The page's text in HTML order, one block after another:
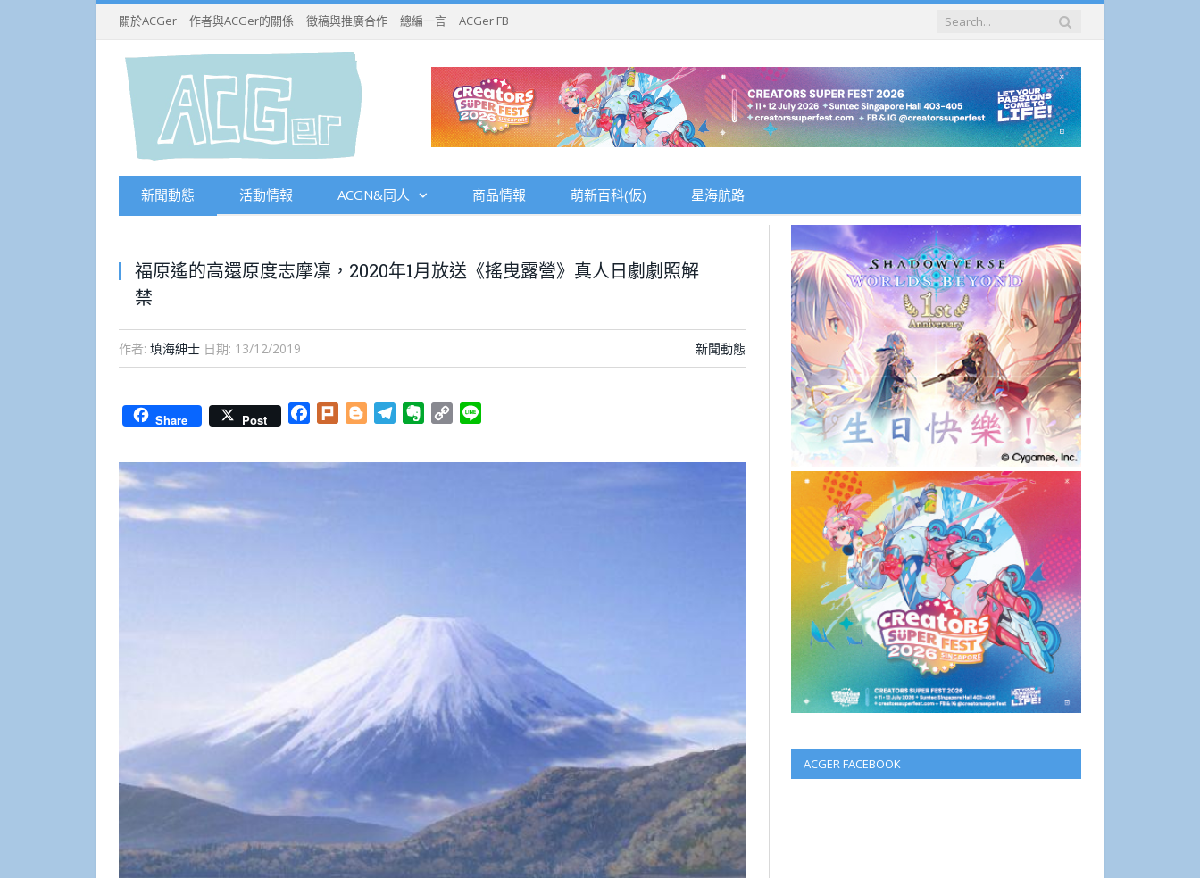
關於ACGer 作者與ACGer的關係 徵稿與推廣合作 總編一言 ACGer FB
新聞動態 活動情報 ACGN&同人 商品情報 萌新百科(仮) 星海航路
福原遙的高還原度志摩凜，2020年1月放送《搖曳露營》真人日劇劇照解
禁
作者: 填海紳士 日期: 13/12/2019 新聞動態
Share Post Facebook
Plurk BloggerTelegramEvernote
Copy
ACGER FACEBOOK